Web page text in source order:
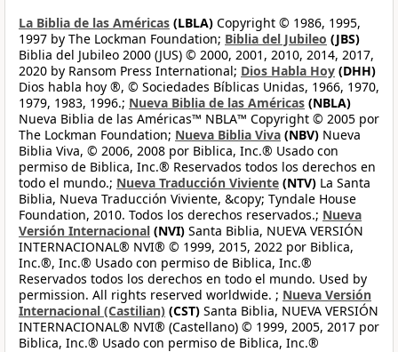
La Biblia de las Américas (LBLA) Copyright © 1986, 1995,
1997 by The Lockman Foundation; Biblia del Jubileo (JBS)
Biblia del Jubileo 2000 (JUS) © 2000, 2001, 2010, 2014, 2017,
2020 by Ransom Press International; Dios Habla Hoy (DHH)
Dios habla hoy ®, © Sociedades Bíblicas Unidas, 1966, 1970,
1979, 1983, 1996.; Nueva Biblia de las Américas (NBLA)
Nueva Biblia de las Américas™ NBLA™ Copyright © 2005 por
The Lockman Foundation; Nueva Biblia Viva (NBV) Nueva
Biblia Viva, © 2006, 2008 por Biblica, Inc.® Usado con
permiso de Biblica, Inc.® Reservados todos los derechos en
todo el mundo.; Nueva Traducción Viviente (NTV) La Santa
Biblia, Nueva Traducción Viviente, &copy; Tyndale House
Foundation, 2010. Todos los derechos reservados.; Nueva
Versión Internacional (NVI) Santa Biblia, NUEVA VERSIÓN
INTERNACIONAL® NVI® © 1999, 2015, 2022 por Biblica,
Inc.®, Inc.® Usado con permiso de Biblica, Inc.®
Reservados todos los derechos en todo el mundo. Used by
permission. All rights reserved worldwide. ; Nueva Versión
Internacional (Castilian) (CST) Santa Biblia, NUEVA VERSIÓN
INTERNACIONAL® NVI® (Castellano) © 1999, 2005, 2017 por
Biblica, Inc.® Usado con permiso de Biblica, Inc.®